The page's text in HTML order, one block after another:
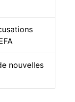
nouvelles